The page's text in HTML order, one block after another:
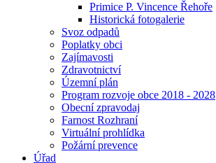
Primice P. Vincence Řehoře
Historická fotogalerie
Svoz odpadů
Poplatky obci
Zajímavosti
Zdravotnictví
Územní plán
Program rozvoje obce 2018 - 2028
Obecní zpravodaj
Farnost Rozhraní
Virtuální prohlídka
Požární prevence
Úřad